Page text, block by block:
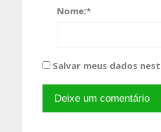
Nome:*
Salvar meus dados